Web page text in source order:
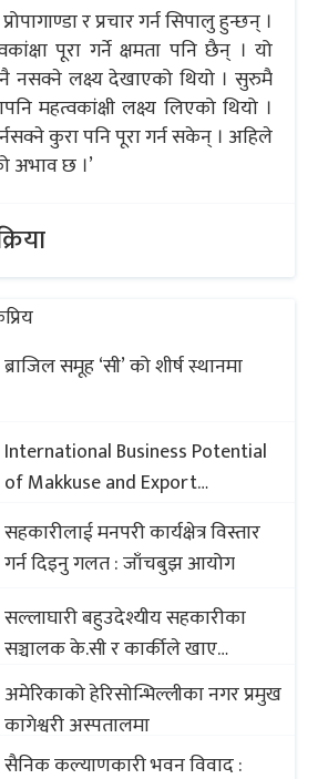
र प्रचार गर्न सिपालु हुन्छन् ।
पूरा गर्ने क्षमता पनि छैन् । यो
नसक्ने लक्ष्य देखाएको थियो । सुरुमै
महत्वकांक्षी लक्ष्य लिएको थियो ।
कुरा पनि पूरा गर्न सकेन् । अहिले
अभाव छ ।’
ब्राजिल समूह ‘सी’ को शीर्ष स्थानमा
International Business Potential
of Makkuse and Export
Opportunities of Nepali Sweets
with Global Comparison to
Baklava
सहकारीलाई मनपरी कार्यक्षेत्र विस्तार
गर्न दिइनु गलत : जाँचबुझ आयोग
सल्लाघारी बहुउदेश्यीय सहकारीका
सञ्चालक के.सी र कार्कीले खाए
सदस्यको करोडौं बचत
अमेरिकाको हेरिसोन्भिल्लीका नगर प्रमुख
कागेश्वरी अस्पतालमा
सैनिक कल्याणकारी भवन विवाद :